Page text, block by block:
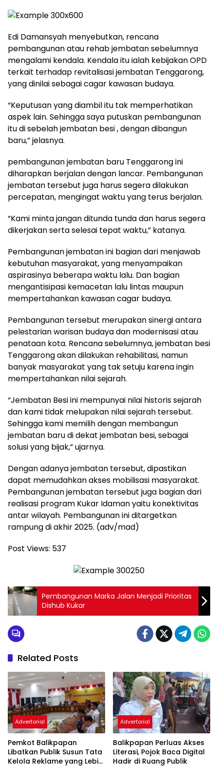
Edi Damansyah menyebutkan, rencana
pembangunan atau rehab jembatan sebelumnya
mengalami kendala. Kendala itu ialah kebijakan OPD
terkait terhadap revitalisasi jembatan Tenggarong,
yang dinilai sebagai cagar kawasan budaya.
“Keputusan yang diambil itu tak memperhatikan
aspek lain. Sehingga saya putuskan pembangunan
itu di sebelah jembatan besi , dengan dibangun
baru,” jelasnya.
pembangunan jembatan baru Tenggarong ini
diharapkan berjalan dengan lancar. Pembangunan
jembatan tersebut juga harus segera dilakukan
percepatan, mengingat waktu yang terus berjalan.
“Kami minta jangan ditunda tunda dan harus segera
dikerjakan serta selesai tepat waktu,” katanya.
Pembangunan jembatan ini bagian dari menjawab
kebutuhan masyarakat, yang menyampaikan
aspirasinya beberapa waktu lalu. Dan bagian
mengantisipasi kemacetan lalu lintas maupun
mempertahankan kawasan cagar budaya.
Pembangunan tersebut merupakan sinergi antara
pelestarian warisan budaya dan modernisasi atau
penataan kota. Rencana sebelumnya, jembatan besi
Tenggarong akan dilakukan rehabilitasi, namun
banyak masyarakat yang tak setuju karena ingin
mempertahankan nilai sejarah.
“Jembatan Besi ini mempunyai nilai historis sejarah
dan kami tidak melupakan nilai sejarah tersebut.
Sehingga kami memilih dengan membangun
jembatan baru di dekat jembatan besi, sebagai
solusi yang bijak,” ujarnya.
Dengan adanya jembatan tersebut, dipastikan
dapat memudahkan akses mobilisasi masyarakat.
Pembangunan jembatan tersebut juga bagian dari
realisasi program Kukar Idaman yaitu konektivitas
antar wilayah. Pembangunan ini ditargetkan
rampung di akhir 2025. (adv/mad)
Post Views: 537
Pembangunan Marka Jalan Menjadi Prioritas
Dishub Kukar
Related Posts
Advertorial
Pemkot Balikpapan
Libatkan Publik Susun Tata
Kelola Reklame yang Lebih
Advertorial
Balikpapan Perluas Akses
Literasi, Pojok Baca Digital
Hadir di Ruang Publik